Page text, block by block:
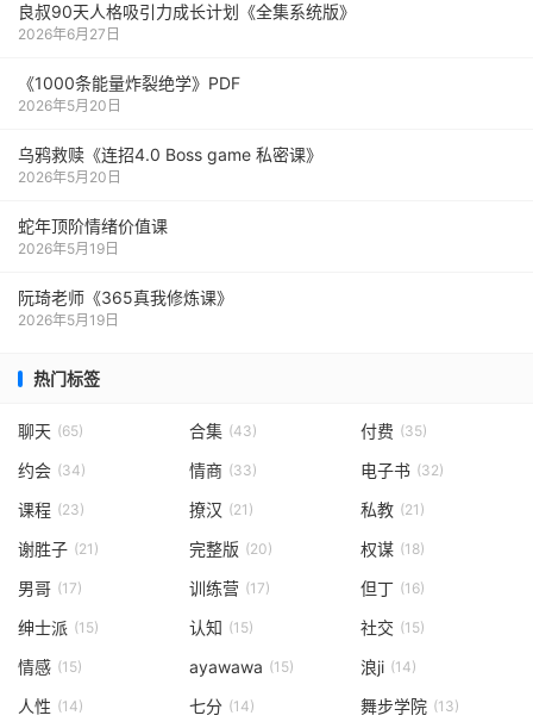
良叔90天人格吸引力成长计划《全集系统版》
2026年6月27日
《1000‮能条‬‎量‮裂炸‬‎绝学》PDF
2026年5月20日
乌鸦救赎《连招4.0 Boss game 私密课》
2026年5月20日
蛇年顶阶情绪价值课
2026年5月19日
阮琦老师《365真我修炼课》
2026年5月19日
热门标签
聊天 (65) 合集 (43) 付费 (35)
约会 (34) 情商 (33) 电子书 (32)
课程 (23) 撩汉 (21) 私教 (21)
谢胜子 (21) 完整版 (20) 权谋 (18)
男哥 (17) 训练营 (17) 但丁 (16)
绅士派 (15) 认知 (15) 社交 (15)
情感 (15) ayawawa (15) 浪ji (14)
人性 (14) 七分 (14) 舞步学院 (13)